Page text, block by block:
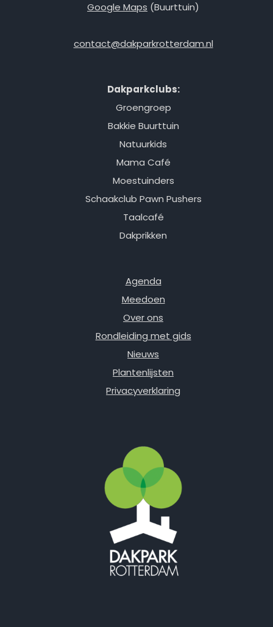
Google Maps (Buurttuin)
contact@dakparkrotterdam.nl
Dakparkclubs:
Groengroep
Bakkie Buurttuin
Natuurkids
Mama Café
Moestuinders
Schaakclub Pawn Pushers
Taalcafé
Dakprikken
Agenda
Meedoen
Over ons
Rondleiding met gids
Nieuws
Plantenlijsten
Privacyverklaring